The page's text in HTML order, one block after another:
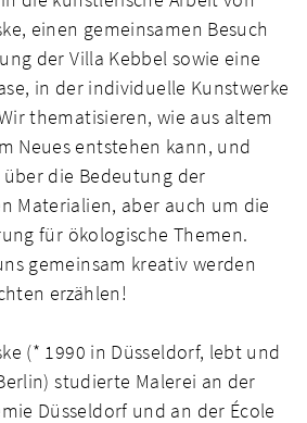
einen gemeinsamen Besuch
der Villa Kebbel sowie eine
in der individuelle Kunstwerke
thematisieren, wie aus altem
Neues entstehen kann, und
die Bedeutung der
Materialien, aber auch um die
für ökologische Themen.
gemeinsam kreativ werden
erzählen!
(* 1990 in Düsseldorf, lebt und
studierte Malerei an der
Düsseldorf und an der École